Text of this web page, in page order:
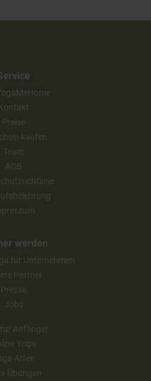
Preise
kaufen
Team
AGB
werden
für Unternehmen
Partner
Presse
Jobs
Anfänger
Yoga
Arten
Übungen